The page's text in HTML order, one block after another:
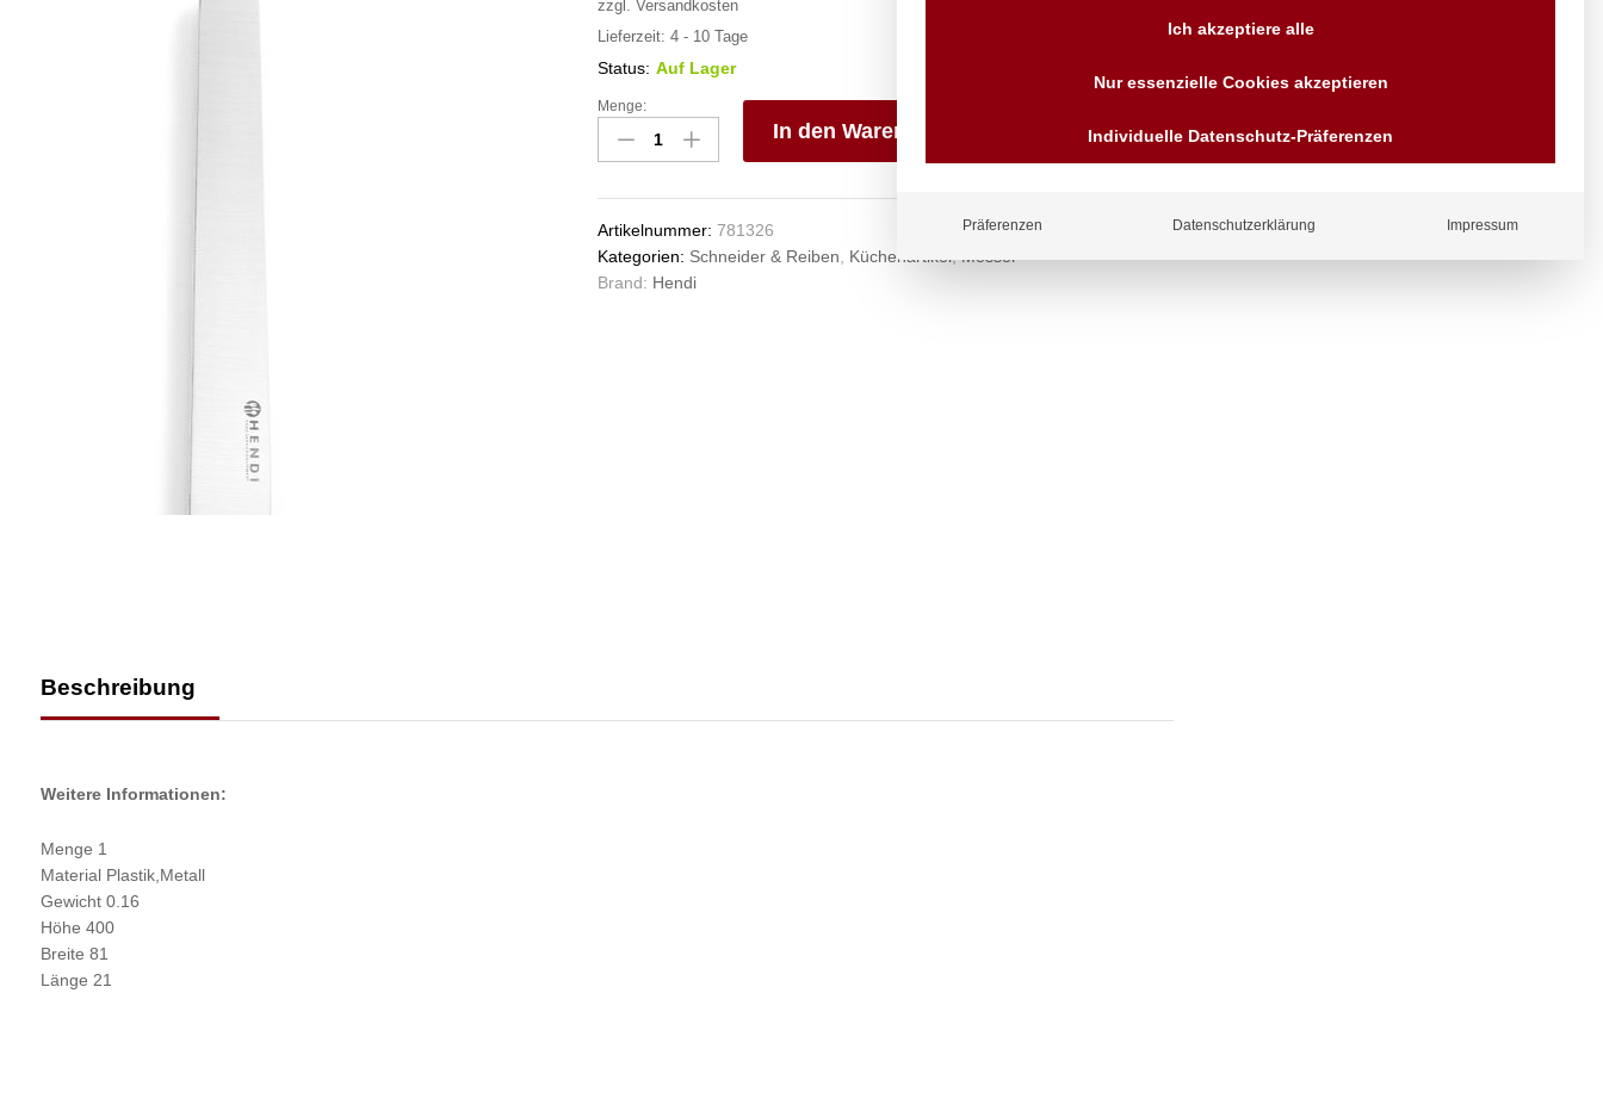
zzgl. Versandkosten
Lieferzeit: 4 - 10 Tage
Status: Auf Lager
Schinken-/
Lachsmesser,
HENDI,
Schwarz,
(L)350mm
Anzahl
Menge:
In den Warenkorb
Vergl
Artikelnummer: 781326
Kategorien: Schneider & Reiben, Küchenartikel,Messer
Brand: Hendi
Beschreibung
Weitere Informationen:
Menge 1
Material Plastik,Metall
Gewicht 0.16
Höhe 400
Breite 81
Länge 21
Anfragen
Wir sind seit über 40 Jahren
für Sie da
Vorrauskasse Paypal,
Kreditkarte, Direkt
Ich akzeptiere alle
Nur essenzielle Cookies akzeptieren
Individuelle Datenschutz-Präferenzen
Präferenzen Datenschutzerklärung Impressum